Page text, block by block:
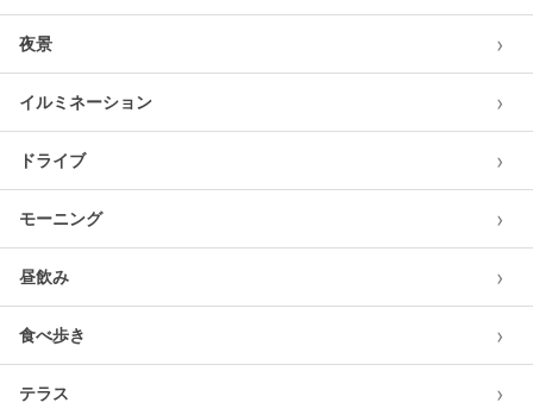
夜景 ›
イルミネーション ›
ドライブ ›
モーニング ›
昼飲み ›
食べ歩き ›
テラス ›